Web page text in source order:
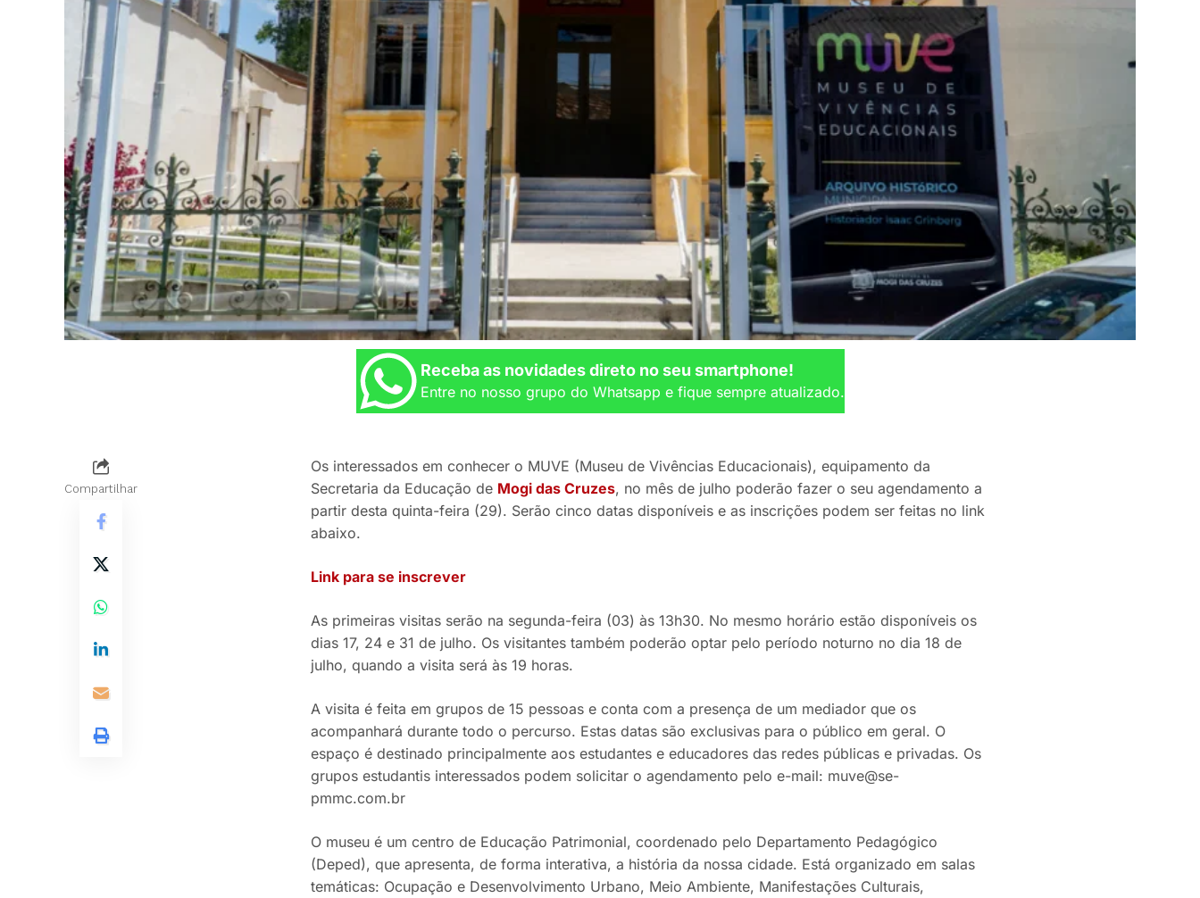
Receba as novidades direto no seu smartphone!
Entre no nosso grupo do Whatsapp e fique sempre atualizado.
Compartilhar
Os interessados em conhecer o MUVE (Museu de Vivências Educacionais), equipamento da
Secretaria da Educação de Mogi das Cruzes, no mês de julho poderão fazer o seu agendamento a
partir desta quinta-feira (29). Serão cinco datas disponíveis e as inscrições podem ser feitas no link
abaixo.
Link para se inscrever
As primeiras visitas serão na segunda-feira (03) às 13h30. No mesmo horário estão disponíveis os
dias 17, 24 e 31 de julho. Os visitantes também poderão optar pelo período noturno no dia 18 de
julho, quando a visita será às 19 horas.
A visita é feita em grupos de 15 pessoas e conta com a presença de um mediador que os
acompanhará durante todo o percurso. Estas datas são exclusivas para o público em geral. O
espaço é destinado principalmente aos estudantes e educadores das redes públicas e privadas. Os
grupos estudantis interessados podem solicitar o agendamento pelo e-mail: muve@se-
pmmc.com.br
O museu é um centro de Educação Patrimonial, coordenado pelo Departamento Pedagógico
(Deped), que apresenta, de forma interativa, a história da nossa cidade. Está organizado em salas
temáticas: Ocupação e Desenvolvimento Urbano, Meio Ambiente, Manifestações Culturais,